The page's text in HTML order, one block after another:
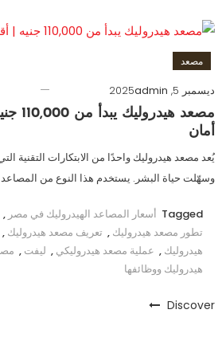
مصعد
ديسمبر 5, 2025
admin
مصعد
أمان
يُعد مصعد هيدروليك واحدًا من الابتكارات التقنية
وسهّلت حياة البشر. يستخدم هذا النوع من المصاعد
Tagged أسعار المصاعد الهيدروليك في مصر ,
تطور مصعد هيدروليك , تعريف مصعد هيدروليك ,
هيدروليك , عملية مصعد هيدروليكي , ليفت ,
هيدروليك ووظائفها
Discover